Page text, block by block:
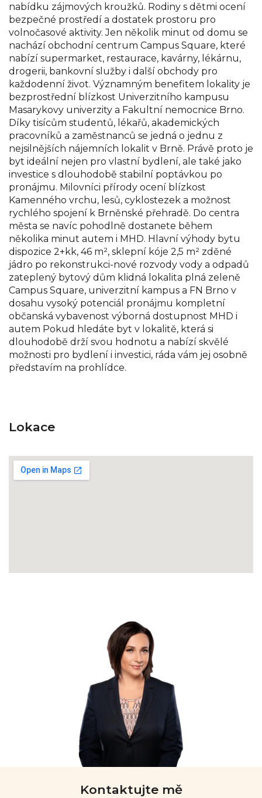
nabídku zájmových kroužků. Rodiny s dětmi ocení
bezpečné prostředí a dostatek prostoru pro
volnočasové aktivity. Jen několik minut od domu se
nachází obchodní centrum Campus Square, které
nabízí supermarket, restaurace, kavárny, lékárnu,
drogerii, bankovní služby i další obchody pro
každodenní život. Významným benefitem lokality je
bezprostřední blízkost Univerzitního kampusu
Masarykovy univerzity a Fakultní nemocnice Brno.
Díky tisícům studentů, lékařů, akademických
pracovníků a zaměstnanců se jedná o jednu z
nejsilnějších nájemních lokalit v Brně. Právě proto je
byt ideální nejen pro vlastní bydlení, ale také jako
investice s dlouhodobě stabilní poptávkou po
pronájmu. Milovníci přírody ocení blízkost
Kamenného vrchu, lesů, cyklostezek a možnost
rychlého spojení k Brněnské přehradě. Do centra
města se navíc pohodlně dostanete během
několika minut autem i MHD. Hlavní výhody bytu
dispozice 2+kk, 46 m², sklepní kóje 2,5 m² zděné
jádro po rekonstrukci-nové rozvody vody a odpadů
zateplený bytový dům klidná lokalita plná zeleně
Campus Square, univerzitní kampus a FN Brno v
dosahu vysoký potenciál pronájmu kompletní
občanská vybavenost výborná dostupnost MHD i
autem Pokud hledáte byt v lokalitě, která si
dlouhodobě drží svou hodnotu a nabízí skvělé
možnosti pro bydlení i investici, ráda vám jej osobně
představím na prohlídce.
Lokace
Kontaktujte mě